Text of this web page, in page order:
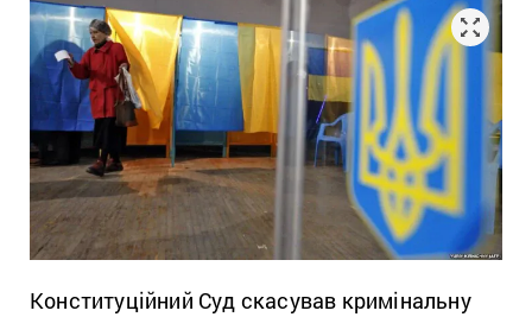
Конституційний Суд скасував кримінальну